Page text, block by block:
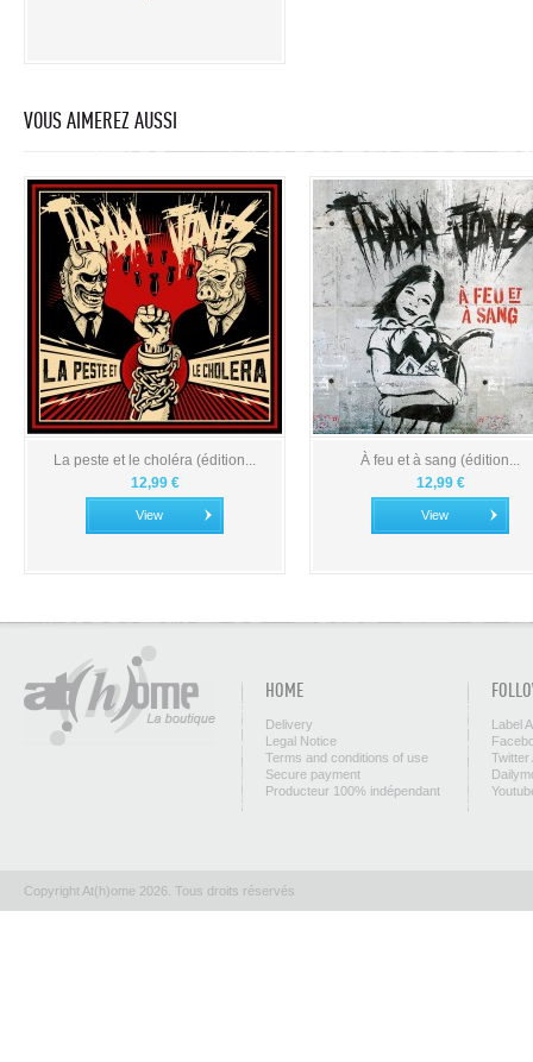
VOUS AIMEREZ AUSSI
La peste et le choléra (édition...
12,99 €
View
À feu et à sang (édition...
12,99 €
View
HOME
Delivery
Legal Notice
Terms and conditions of use
Secure payment
Producteur 100% indépendant
Label
Twitter
Copyright At(h)ome 2026. Tous droits réservés